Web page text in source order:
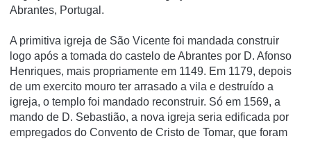
Abrantes, Portugal.
A primitiva igreja de São Vicente foi mandada construir
logo após a tomada do castelo de Abrantes por D. Afonso
Henriques, mais propriamente em 1149. Em 1179, depois
de um exercito mouro ter arrasado a vila e destruí­do a
igreja, o templo foi mandado reconstruir. Só em 1569, a
mando de D. Sebastião, a nova igreja seria edificada por
empregados do Convento de Cristo de Tomar, que foram